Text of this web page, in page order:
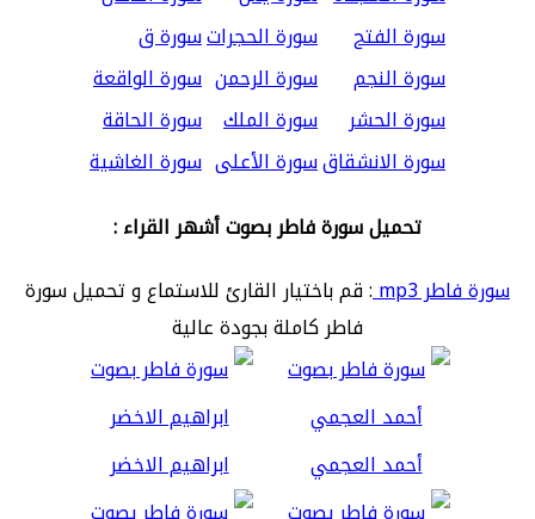
سورة الفتح
سورة الحجراتسورة ق
سورة النجم
سورة الرحمن سورة الواقعة
سورة الحشر
سورة الملك سورة الحاقة
سورة الانشقاقسورة الأعلى سورة الغاشية
تحميل سورة فاطر بصوت أشهر القراء :
سورة فاطر mp3
: قم باختيار القارئ للاستماع و تحميل سورة
فاطر كاملة بجودة عالية
أحمد العجمي ابراهيم الاخضر